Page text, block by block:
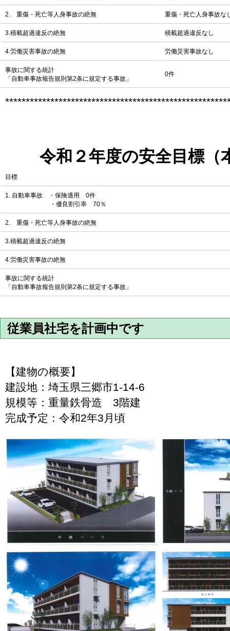
2. 重傷・死亡等人身事故の絶無 重傷・死亡人身事故な
3.積載超過違反の絶無 積載超過違反なし
4.労働災害事故の絶無 労働災害事故なし
事故に関する統計
「自動車事故報告規則第2条に規定する事故」
0件
令和２年度の安全目標（
目標
1. 自動車事故 ・保険適用 0件
・優良割引率 70％
2. 重傷・死亡等人身事故の絶無
3.積載超過違反の絶無
4.労働災害事故の絶無
事故に関する統計
「自動車事故報告規則第2条に規定する事故」
従業員社宅を計画中です
【建物の概要】
建設地：埼玉県三郷市1-14-6
規模等：重量鉄骨造 3階建
完成予定：令和2年3月頃